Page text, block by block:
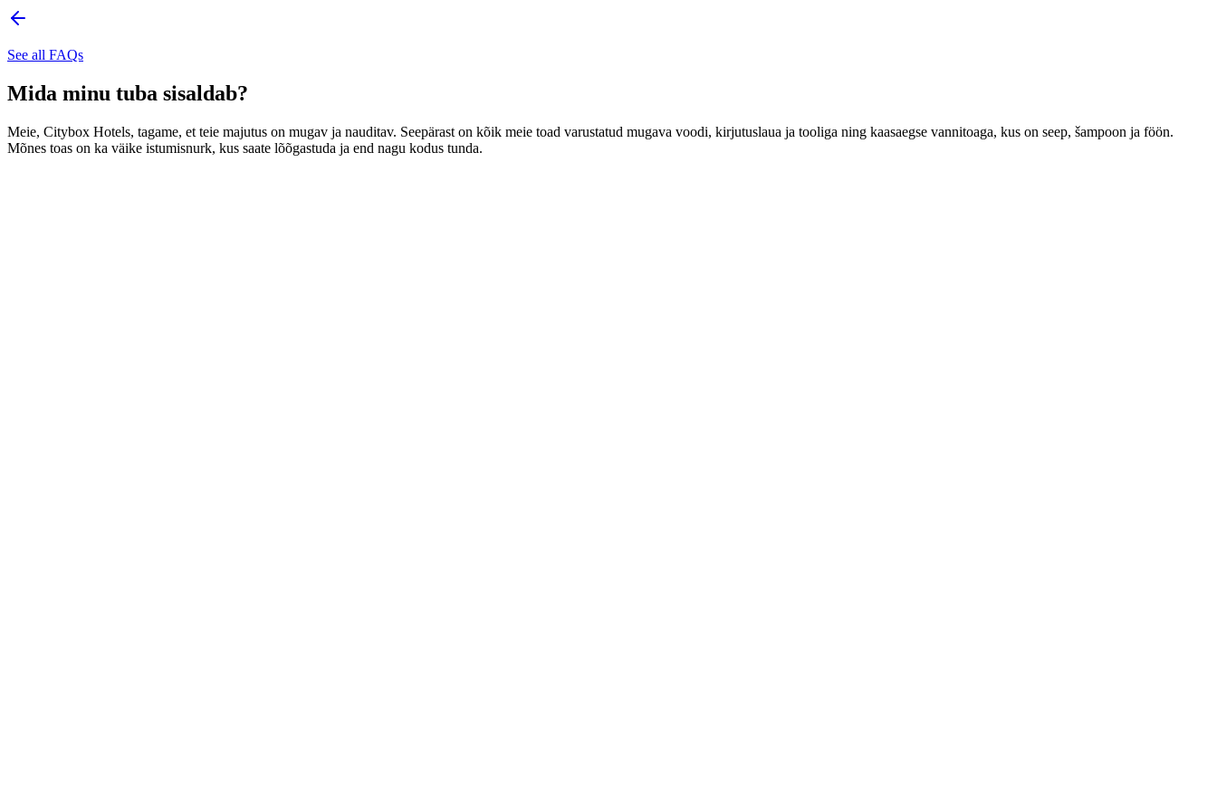
See all FAQs
Mida minu tuba sisaldab?
Meie, Citybox Hotels, tagame, et teie majutus on mugav ja nauditav. Seepärast on kõik meie toad varustatud mugava voodi, kirjutuslaua ja tooliga ning kaasaegse vannitoaga, kus on seep, šampoon ja föön.
Mõnes toas on ka väike istumisnurk, kus saate lõõgastuda ja end nagu kodus tunda.